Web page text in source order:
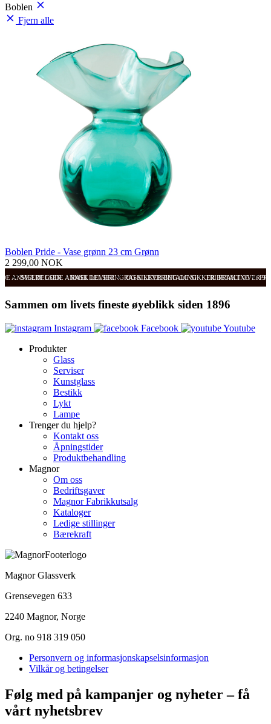
Boblen
Fjern alle
Boblen Pride - Vase grønn 23 cm Grønn
2 299,00 NOK
ANMELDELSER RASK LEVERING OG SIKKER BETALING FRI FRAKT OVER
SVÆRT GODE ANMELDELSER RASK LEVERING OG SIKKER BETALING
Sammen om livets fineste øyeblikk siden 1896
Instagram Facebook
Youtube
Produkter
Glass
Serviser
Kunstglass
Bestikk
Lykt
Lampe
Trenger du hjelp?
Kontakt oss
Åpningstider
Produktbehandling
Magnor
Om oss
Bedriftsgaver
Magnor Fabrikkutsalg
Kataloger
Ledige stillinger
Bærekraft
Magnor Glassverk
Grensevegen 633
2240 Magnor, Norge
Org. no 918 319 050
Personvern og informasjonskapselsinformasjon
Vilkår og betingelser
Følg med på kampanjer og nyheter – få
vårt nyhetsbrev